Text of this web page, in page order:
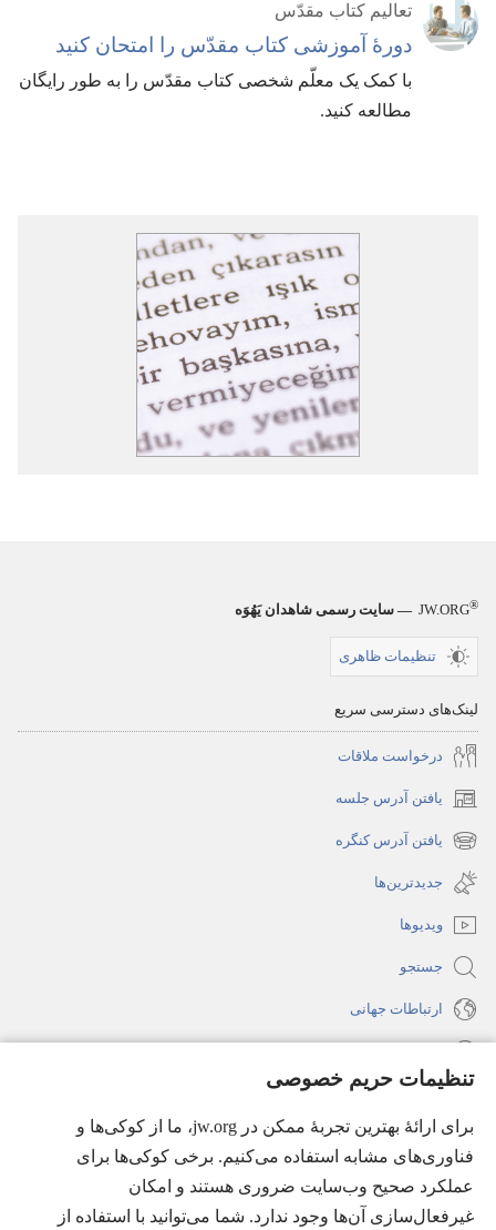
تنظیمات حریم خصوصی
برای ارائهٔ بهترین تجربهٔ ممکن در jw.org، ما از کوکی‌ها و
فناوری‌های مشابه استفاده می‌کنیم. برخی کوکی‌ها برای
عملکرد صحیح وب‌سایت ضروری هستند و امکان
غیرفعال‌سازی آن‌ها وجود ندارد. شما می‌توانید با استفاده از
تعالیم کتاب مقدّس
دورهٔ آموزشی کتاب مقدّس را امتحان کنید
با کمک یک معلّم شخصی کتاب مقدّس را به طور رایگان
مطالعه کنید.‏
JW.ORG® — سایت رسمی شاهدان یَهُوَه
تنظیمات ظاهری
لینک‌های دسترسی سریع
درخواست ملاقات
یافتن آدرس جلسه
(پنجره‌ای
جدید
می‌شود)
یافتن آدرس کنگره
(پنجره‌ای
جدید
می‌شود)
جدیدترین‌ها
ویدیوها
جستجو
ارتباطات جهانی
(پنجره‌ای
جدید
می‌شود)
(پنجره‌ای
جدید
JW Hub
®